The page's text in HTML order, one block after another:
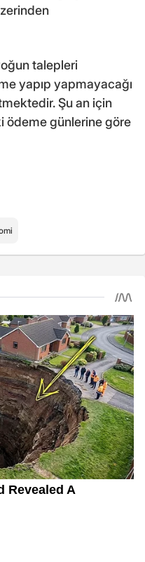
talepleri
yapıp yapmayacağı
Şu an için
ödeme günlerine göre